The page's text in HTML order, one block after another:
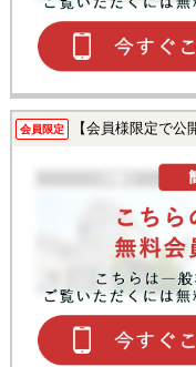
会員限定 【会員様限定で公